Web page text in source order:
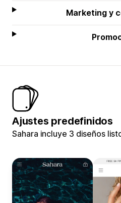
Marketing y
Ajustes predefinidos
Sahara incluye 3 diseños